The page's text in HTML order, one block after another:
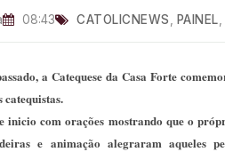
08:43 CATOLICNEWS PAINEL
a Catequese da Casa Forte
catequistas.
com orações mostrando que o
e animação alegraram aqueles